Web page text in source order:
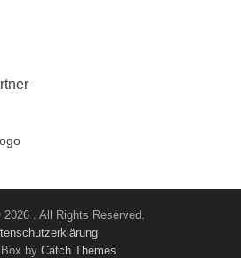
2026
. All Rights Reserved.
by Catch Themes